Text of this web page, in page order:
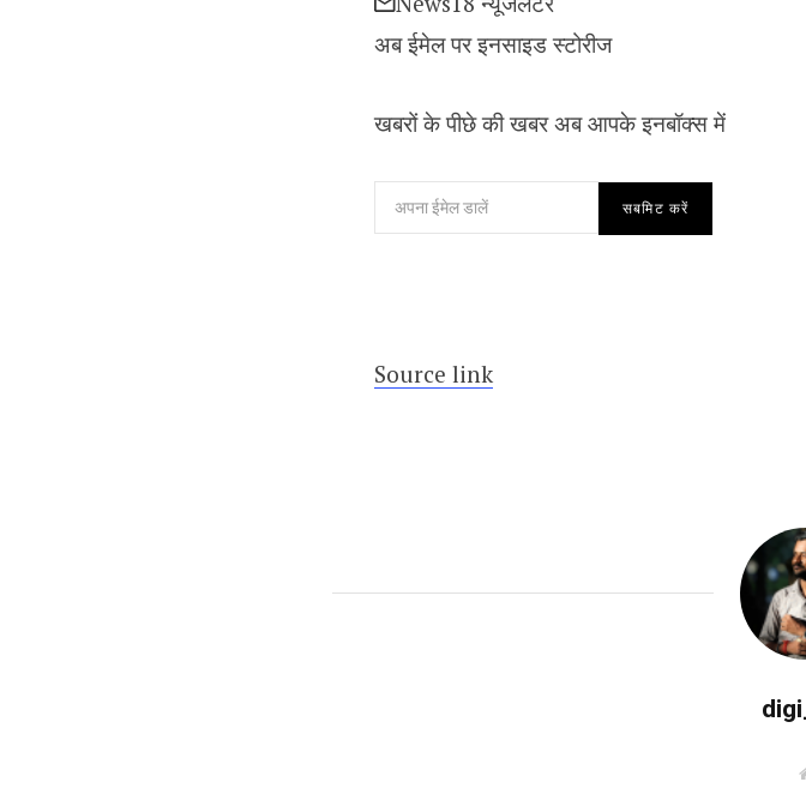
अब ईमेल पर इनसाइड स्‍टोर‍ीज
खबरों के पीछे की खबर अब आपके इनबॉक्‍स में
सबमिट करें
Source link